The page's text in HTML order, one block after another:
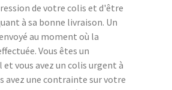
de votre colis et d'être
à sa bonne livraison. Un
au moment où la
Vous êtes un
vous avez un colis urgent à
avez une contrainte sur votre